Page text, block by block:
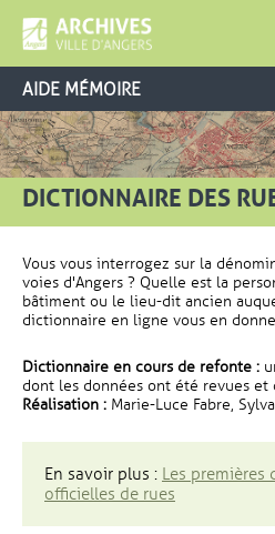
AIDE MÉMOIRE
DICTIONNAIRE DES
Vous vous interrogez sur la
voies d'Angers ? Quelle est la
bâtiment ou le lieu-dit ancien
dictionnaire en ligne vous en
Dictionnaire en cours de refonte :
dont les données ont été revues et
Réalisation : Marie-Luce Fabre,
En savoir plus : Les premières
officielles de rues